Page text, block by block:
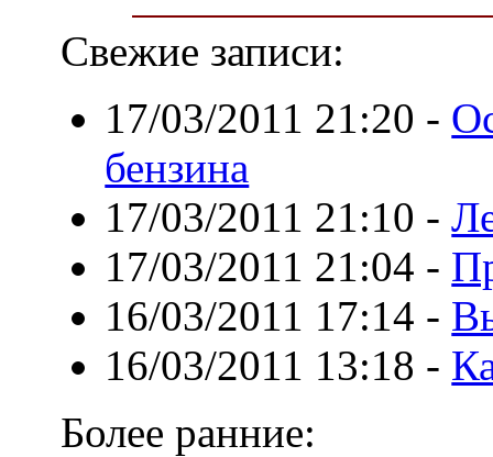
Свежие записи:
17/03/2011 21:20 -
бензина
17/03/2011 21:10 -
17/03/2011 21:04 -
16/03/2011 17:14 -
16/03/2011 13:18 -
Более ранние: